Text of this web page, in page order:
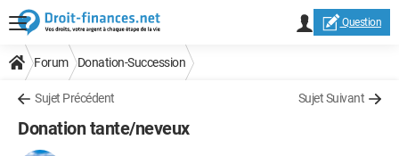
Question
Forum Donation-Succession
Sujet Précédent Sujet Suivant
Donation tante/neveux